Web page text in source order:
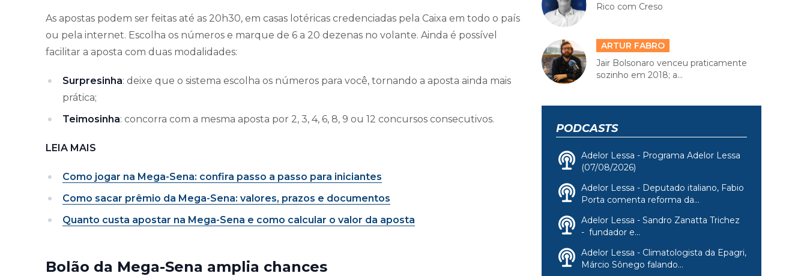
As apostas podem ser feitas até as 20h30, em casas lotéricas credenciadas pela Caixa em todo o país
ou pela internet. Escolha os números e marque de 6 a 20 dezenas no volante. Ainda é possível
facilitar a aposta com duas modalidades:
Surpresinha: deixe que o sistema escolha os números para você, tornando a aposta ainda mais
prática;
Teimosinha: concorra com a mesma aposta por 2, 3, 4, 6, 8, 9 ou 12 concursos consecutivos.
LEIA MAIS
Como jogar na Mega-Sena: confira passo a passo para iniciantes
Como sacar prêmio da Mega-Sena: valores, prazos e documentos
Quanto custa apostar na Mega-Sena e como calcular o valor da aposta
Bolão da Mega-Sena amplia chances
Rico com Creso
ARTUR FABRO
Jair Bolsonaro venceu praticamente
sozinho em 2018; a...
PODCASTS
Adelor Lessa - Programa Adelor Lessa
(07/08/2026)
Adelor Lessa - Deputado italiano, Fabio
Porta comenta reforma da...
Adelor Lessa - Sandro Zanatta Trichez
- fundador e...
Adelor Lessa - Climatologista da Epagri,
Márcio Sônego falando...